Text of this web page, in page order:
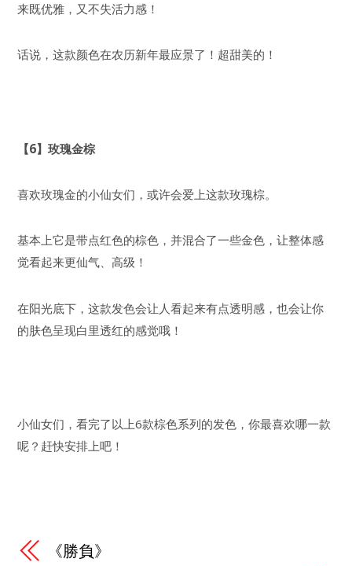
来既优雅，又不失活力感！
话说，这款颜色在农历新年最应景了！超甜美的！
【6】玫瑰金棕
喜欢玫瑰金的小仙女们，或许会爱上这款玫瑰棕。
基本上它是带点红色的棕色，并混合了一些金色，让整体感
觉看起来更仙气、高级！
在阳光底下，这款发色会让人看起来有点透明感，也会让你
的肤色呈现白里透红的感觉哦！
小仙女们，看完了以上6款棕色系列的发色，你最喜欢哪一款
呢？赶快安排上吧！
《勝負》